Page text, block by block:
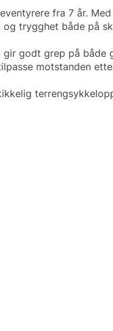
fra 7 år.
trygghet både på
godt grep på
motstanden